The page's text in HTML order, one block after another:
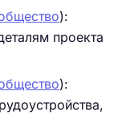
):
проекта
):